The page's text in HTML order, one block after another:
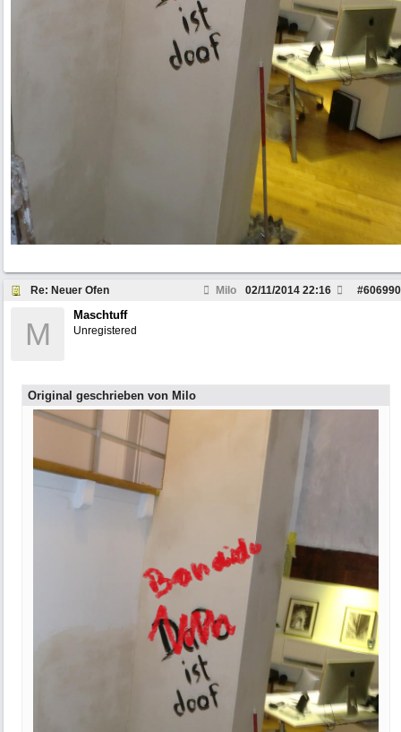
Re: Neuer Ofen Milo #606990
02/11/2014 22:16
M
Maschtuff
Unregistered
Original geschrieben von Milo